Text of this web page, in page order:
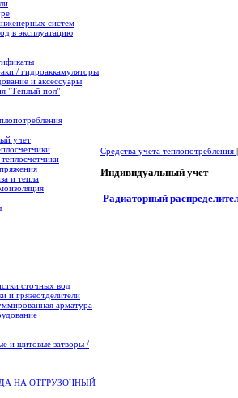
систем
в эксплуатацию
/ гидроаккамуляторы
и аксессуары
"Теплый пол"
учет
и тепла
сточных вод
и грязеотделители
арматура
и щитовые затворы /
НА ОТГРУЗОЧНЫЙ
Средства учета теплопотребления
Индивидуальный учет
Радиаторный